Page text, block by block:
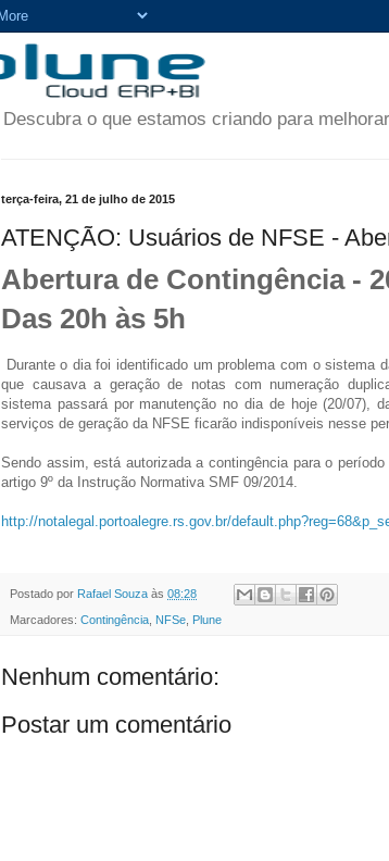
Descubra o que estamos criando para
terça-feira, 21 de julho de 2015
ATENÇÃO: Usuários de NFSE -
Abertura de Contingência -
Das 20h às 5h
Durante o dia foi identificado um problema com o sistema
que causava a geração de notas com numeração
sistema passará por manutenção no dia de hoje (20/07),
serviços de geração da NFSE ficarão indisponíveis nesse
Sendo assim, está autorizada a contingência para o
artigo 9º da Instrução Normativa SMF 09/2014.
http://notalegal.portoalegre.rs.gov.br/
Postado por Rafael Souza às 08:28
Marcadores: Contingência, NFSe, Plune
Nenhum comentário:
Postar um comentário